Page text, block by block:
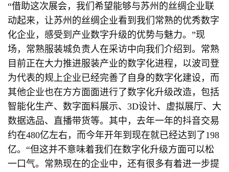
“借助这次展会，我们希望能够与苏州的丝绸企业联
动起来，让苏州的丝绸企业看到我们常熟的优秀数字
化企业，感受到产业数字升级的优势与魅力。”现
场，常熟服装城负责人在采访中向我们介绍到。常熟
目前正在大力推进服装产业的数字化进程，以波司登
为代表的规上企业已经完善了自身的数字化建设，而
其他企业也在方方面面进行了数字化升级改造，包括
智能化生产、数字面料展示、3D设计、虚拟展厅、大
数据选品、直播带货等。其中，去年一年的抖音交易
约在480亿左右，而今年开年到现在就已经达到了198
亿。“但这并不意味着我们在数字化升级方面可以松
一口气。常熟现在的企业中，还有很多有着进一步提